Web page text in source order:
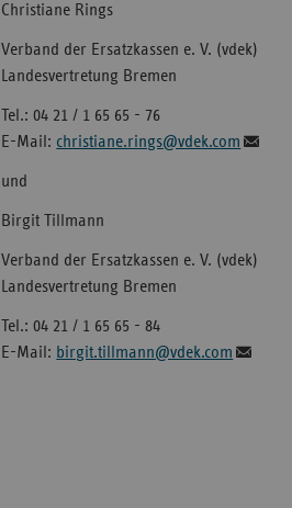
Christiane Rings
Verband der Ersatzkassen e. V. (vdek)
Landesvertretung Bremen
Tel.: 04 21 / 1 65 65 - 76
E-Mail: christiane.rings@vdek.com
und
Birgit Tillmann
Verband der Ersatzkassen e. V. (vdek)
Landesvertretung Bremen
Tel.: 04 21 / 1 65 65 - 84
E-Mail: birgit.tillmann@vdek.com